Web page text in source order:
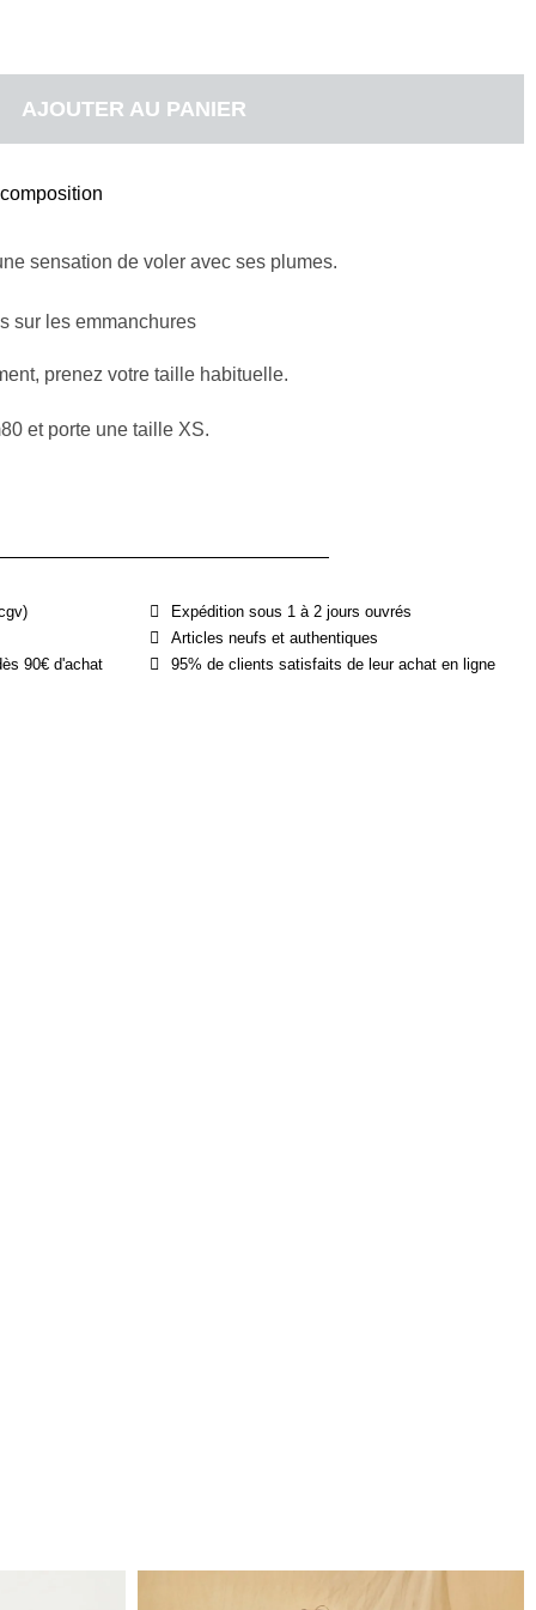
AJOUTER AU PANIER
sensation de voler avec ses plumes.
sur les emmanchures
prenez votre taille habituelle.
et porte une taille XS.
90€ d'achat
Expédition sous 1 à 2 jours ouvrés
Articles neufs et authentiques
95% de clients satisfaits de leur achat en ligne